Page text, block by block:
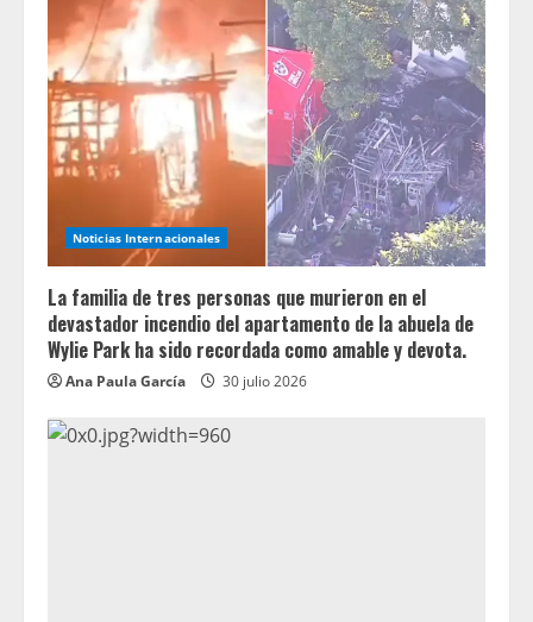
Noticias Internacionales
La familia de tres personas que murieron en el
devastador incendio del apartamento de la abuela de
Wylie Park ha sido recordada como amable y devota.
Ana Paula García 30 julio 2026